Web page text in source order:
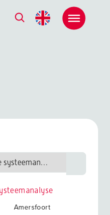
leergangen en opleidingen
Amersfoort